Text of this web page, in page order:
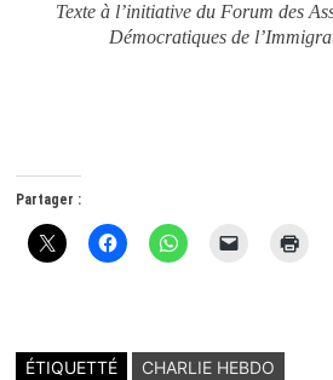
Texte à l’initiative du Forum des
Démocratiques de
Partager :
ÉTIQUETTÉ CHARLIE HEBDO